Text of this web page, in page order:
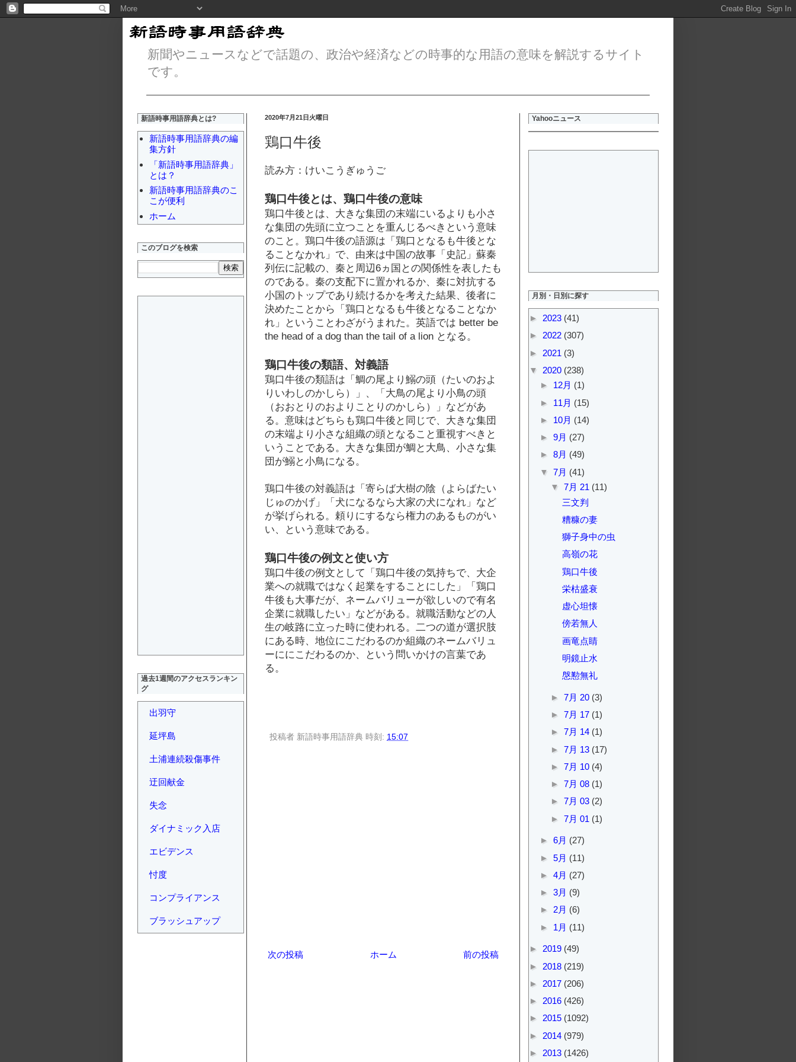
新聞やニュースなどで話題の、政治や経済などの時事的な用語の意味を解説するサイト
です。
2020年7月21日火曜日
鶏口牛後
読み方：けいこうぎゅうご
鶏口牛後とは、鶏口牛後の意味
鶏口牛後とは、大きな集団の末端にいるよりも小さ
な集団の先頭に立つことを重んじるべきという意味
のこと。鶏口牛後の語源は「鶏口となるも牛後とな
ることなかれ」で、由来は中国の故事「史記」蘇秦
列伝に記載の、秦と周辺6ヵ国との関係性を表したも
のである。秦の支配下に置かれるか、秦に対抗する
小国のトップであり続けるかを考えた結果、後者に
決めたことから「鶏口となるも牛後となることなか
れ」ということわざがうまれた。英語では better be
the head of a dog than the tail of a lion となる。
鶏口牛後の類語、対義語
鶏口牛後の類語は「鯛の尾より鰯の頭（たいのおよ
りいわしのかしら）」、「大鳥の尾より小鳥の頭
（おおとりのおよりことりのかしら）」などがあ
る。意味はどちらも鶏口牛後と同じで、大きな集団
の末端より小さな組織の頭となること重視すべきと
いうことである。大きな集団が鯛と大鳥、小さな集
団が鰯と小鳥になる。
鶏口牛後の対義語は「寄らば大樹の陰（よらばたい
じゅのかげ」「犬になるなら大家の犬になれ」など
が挙げられる。頼りにするなら権力のあるものがい
い、という意味である。
鶏口牛後の例文と使い方
鶏口牛後の例文として「鶏口牛後の気持ちで、大企
業への就職ではなく起業をすることにした」「鶏口
牛後も大事だが、ネームバリューが欲しいので有名
企業に就職したい」などがある。就職活動などの人
生の岐路に立った時に使われる。二つの道が選択肢
にある時、地位にこだわるのか組織のネームバリュ
ーににこだわるのか、という問いかけの言葉であ
る。
投稿者 新語時事用語辞典 時刻: 15:07
次の投稿 前の投稿
ホーム
新語時事用語辞典とは?
新語時事用語辞典の編
集方針
「新語時事用語辞典」
とは？
新語時事用語辞典のこ
こが便利
ホーム
このブログを検索
過去1週間のアクセスランキン
グ
出羽守
延坪島
土浦連続殺傷事件
迂回献金
失念
ダイナミック入店
エビデンス
忖度
コンプライアンス
ブラッシュアップ
Yahooニュース
月別・日別に探す
► 2023 (41)
► 2022 (307)
► 2021 (3)
▼ 2020 (238)
► 12月 (1)
► 11月 (15)
► 10月 (14)
► 9月 (27)
► 8月 (49)
▼ 7月 (41)
▼ 7月 21 (11)
三文判
糟糠の妻
獅子身中の虫
高嶺の花
鶏口牛後
栄枯盛衰
虚心坦懐
傍若無人
画竜点睛
明鏡止水
慇懃無礼
► 7月 20 (3)
► 7月 17 (1)
► 7月 14 (1)
► 7月 13 (17)
► 7月 10 (4)
► 7月 08 (1)
► 7月 03 (2)
► 7月 01 (1)
► 6月 (27)
► 5月 (11)
► 4月 (27)
► 3月 (9)
► 2月 (6)
► 1月 (11)
► 2019 (49)
► 2018 (219)
► 2017 (206)
► 2016 (426)
► 2015 (1092)
► 2014 (979)
► 2013 (1426)